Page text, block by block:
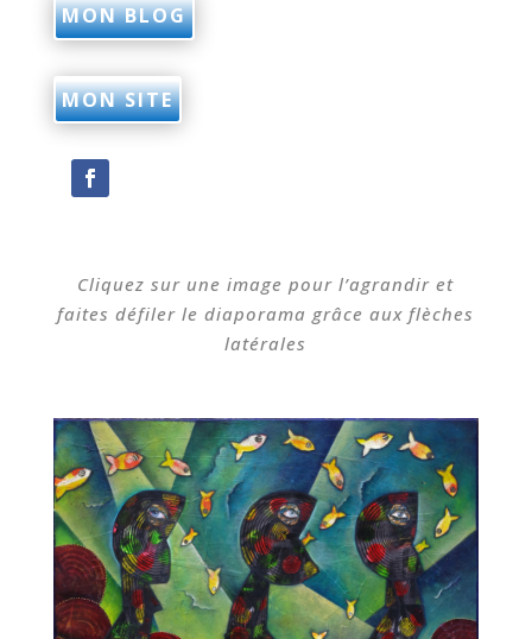
MON BLOG
MON SITE
Cliquez sur une image pour l’agrandir et
faites défiler le diaporama grâce aux flèches
latérales